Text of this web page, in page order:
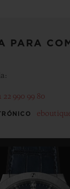
PARA
22 990 99 80